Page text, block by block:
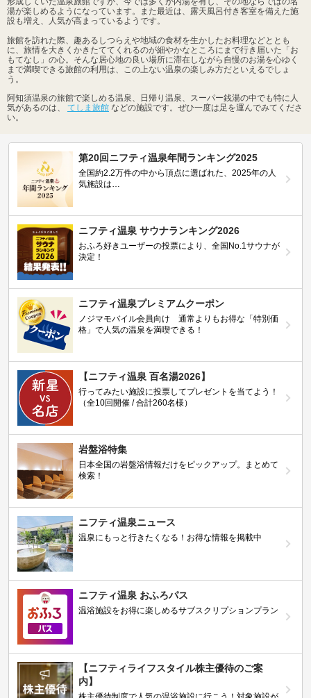
湯が楽しめるようになっています。また最近は、露天風呂付き客室を備えた施
設も増え、人気が高まっているようです。
旅館を訪れた際、趣あるしつらえや地域の食材を生かしたお料理などととも
に、旅情を大きくかきたててくれるのが細やかなところにまで行き届いた「お
もてなし」の心。そんな居心地の良い場所に滞在しながら自慢のお湯を心ゆく
まで満喫できる旅館の利用は、この上ない温泉の楽しみ方だといえるでしょ
う。
阿知須温泉の旅館で楽しめる温泉、日帰り温泉、スーパー銭湯の中でも特に人
気があるのは、 てしま旅館 などの施設です。ぜひ一度は足を運んでみてくださ
い。
第20回ニフティ温泉年間ランキング2025
全国約2.2万件の中から頂点に選ばれた、2025年の人
気施設は…
ニフティ温泉 サウナランキング2026
おふろ好きユーザーの投票により、全国No.1サウナが
決定！
ニフティ温泉プレミアムクーポン
ノジマモバイル会員向け 通常よりもお得な「特別価
格」で人気の温泉を満喫できる！
【ニフティ温泉 百名湯2026】
行ってみたい施設に投票してプレゼントを当てよう！
（全10回開催 / 合計260名様）
岩盤浴特集
日本全国の岩盤浴情報だけをピックアップ。まとめて
検索！
ニフティ温泉ニュース
温泉にもっと行きたくなる！お得な情報を掲載中
ニフティ温泉 おふろパス
温浴施設をお得に楽しめるサブスクリプションプラン
【ニフティライフスタイル株主優待のご案
内】